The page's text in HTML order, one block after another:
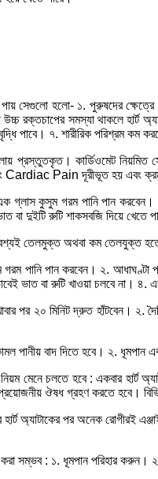
সেগুলো হলো- ১. পুরুষদের ক্ষেত্রে
রক্তচাপের সমস্যা থাকলে হার্ট
পাবে। ৭. শারীরিক পরিশ্রম কম
প্রস্তুতকৃত। কার্ডিওমেট
Pain দূরীভূত হয় এবং
গ্লাস কুসুম গরম পানি পান করবেন।
বা দুইটি রুটি শাকসবজি দিয়ে
তেলমুক্ত অথবা কম তেলযুক্ত
পানি পান করবেন। ২. আধাঘণ্টা
ভাত বা রুটি খাওয়া চলবে না। ৪.
পর ২০ মিনিট দ্রুত হাঁটবেন। ২.
পানীয় বাদ দিতে হবে। ২.
নিয়ম মেনে চলতে হবে : একবার
ঔষধ গ্রহণ করতে হবে।
হার্ট অ্যাটাকের পর অনেক রোগীরই
করা সম্ভব : ১. ধূমপান পরিহার